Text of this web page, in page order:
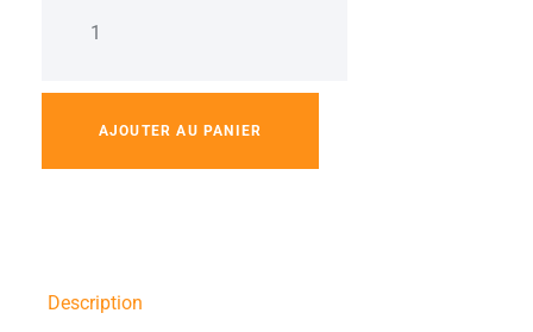
AJOUTER AU PANIER
Description